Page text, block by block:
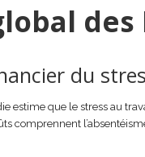
des
du
estime que le stress au
comprennent